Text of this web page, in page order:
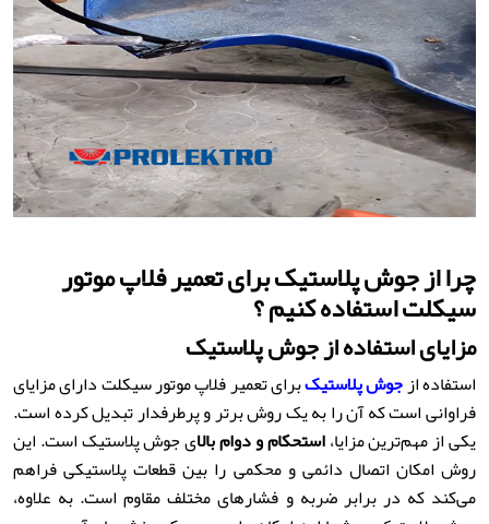
چرا از جوش پلاستیک برای تعمیر فلاپ موتور
سیکلت استفاده کنیم ؟
مزایای استفاده از جوش پلاستیک
استفاده ازجوش پلاستیکبرای تعمیر فلاپ موتور سیکلت دارای مزایای
فراوانی است که آن را به یک روش برتر و پرطرفدار تبدیل کرده است.
یکی از مهم‌ترین مزایا،استحکام و دوام بالای جوش پلاستیک است. این
روش امکان اتصال دائمی و محکمی را بین قطعات پلاستیکی فراهم
می‌کند که در برابر ضربه و فشارهای مختلف مقاوم است. به علاوه،